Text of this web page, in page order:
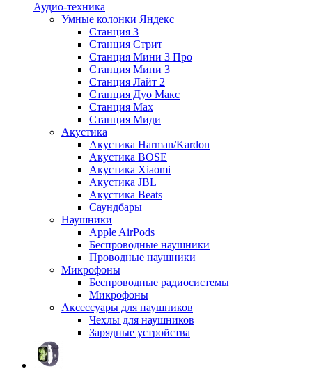
Аудио-техника
Умные колонки Яндекс
Станция 3
Станция Стрит
Станция Мини 3 Про
Станция Мини 3
Станция Лайт 2
Станция Дуо Макс
Станция Max
Станция Миди
Акустика
Акустика Harman/Kardon
Акустика BOSE
Акустика Xiaomi
Акустика JBL
Акустика Beats
Саундбары
Наушники
Apple AirPods
Беспроводные наушники
Проводные наушники
Микрофоны
Беспроводные радиосистемы
Микрофоны
Аксессуары для наушников
Чехлы для наушников
Зарядные устройства